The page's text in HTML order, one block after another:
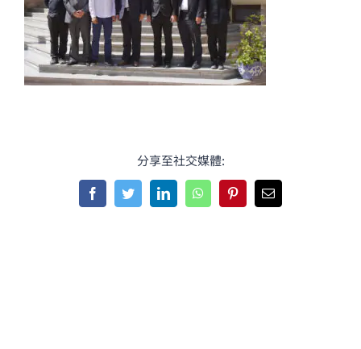
分享至社交媒體:
FacebookTwitterLinkedInWhatsAppPinterestEmail